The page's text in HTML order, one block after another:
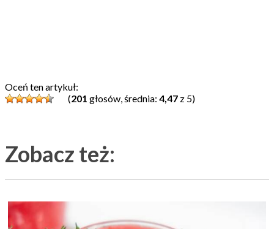
Oceń ten artykuł:
(201 głosów, średnia: 4,47 z 5)
Zobacz też: